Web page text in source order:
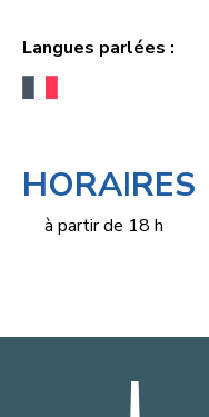
Langues parlées :
HORAIRES
à partir de 18 h